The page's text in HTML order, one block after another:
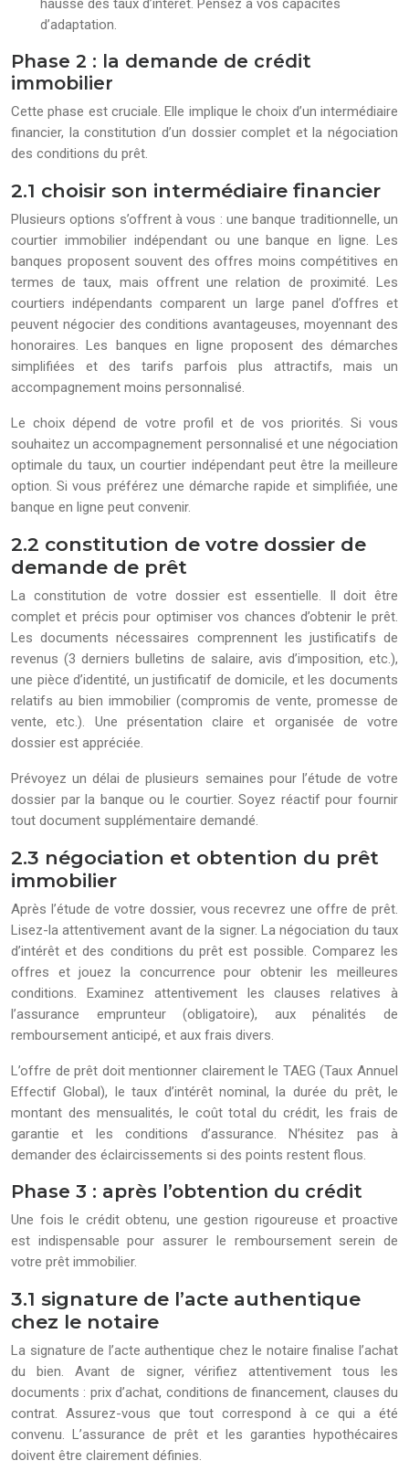
hausse des taux d’intérêt. Pensez à vos capacités
d’adaptation.
Phase 2 : la demande de crédit
immobilier
Cette phase est cruciale. Elle implique le choix d’un intermédiaire
financier, la constitution d’un dossier complet et la négociation
des conditions du prêt.
2.1 choisir son intermédiaire financier
Plusieurs options s’offrent à vous : une banque traditionnelle, un
courtier immobilier indépendant ou une banque en ligne. Les
banques proposent souvent des offres moins compétitives en
termes de taux, mais offrent une relation de proximité. Les
courtiers indépendants comparent un large panel d’offres et
peuvent négocier des conditions avantageuses, moyennant des
honoraires. Les banques en ligne proposent des démarches
simplifiées et des tarifs parfois plus attractifs, mais un
accompagnement moins personnalisé.
Le choix dépend de votre profil et de vos priorités. Si vous
souhaitez un accompagnement personnalisé et une négociation
optimale du taux, un courtier indépendant peut être la meilleure
option. Si vous préférez une démarche rapide et simplifiée, une
banque en ligne peut convenir.
2.2 constitution de votre dossier de
demande de prêt
La constitution de votre dossier est essentielle. Il doit être
complet et précis pour optimiser vos chances d’obtenir le prêt.
Les documents nécessaires comprennent les justificatifs de
revenus (3 derniers bulletins de salaire, avis d’imposition, etc.),
une pièce d’identité, un justificatif de domicile, et les documents
relatifs au bien immobilier (compromis de vente, promesse de
vente, etc.). Une présentation claire et organisée de votre
dossier est appréciée.
Prévoyez un délai de plusieurs semaines pour l’étude de votre
dossier par la banque ou le courtier. Soyez réactif pour fournir
tout document supplémentaire demandé.
2.3 négociation et obtention du prêt
immobilier
Après l’étude de votre dossier, vous recevrez une offre de prêt.
Lisez-la attentivement avant de la signer. La négociation du taux
d’intérêt et des conditions du prêt est possible. Comparez les
offres et jouez la concurrence pour obtenir les meilleures
conditions. Examinez attentivement les clauses relatives à
l’assurance emprunteur (obligatoire), aux pénalités de
remboursement anticipé, et aux frais divers.
L’offre de prêt doit mentionner clairement le TAEG (Taux Annuel
Effectif Global), le taux d’intérêt nominal, la durée du prêt, le
montant des mensualités, le coût total du crédit, les frais de
garantie et les conditions d’assurance. N’hésitez pas à
demander des éclaircissements si des points restent flous.
Phase 3 : après l’obtention du crédit
Une fois le crédit obtenu, une gestion rigoureuse et proactive
est indispensable pour assurer le remboursement serein de
votre prêt immobilier.
3.1 signature de l’acte authentique
chez le notaire
La signature de l’acte authentique chez le notaire finalise l’achat
du bien. Avant de signer, vérifiez attentivement tous les
documents : prix d’achat, conditions de financement, clauses du
contrat. Assurez-vous que tout correspond à ce qui a été
convenu. L’assurance de prêt et les garanties hypothécaires
doivent être clairement définies.